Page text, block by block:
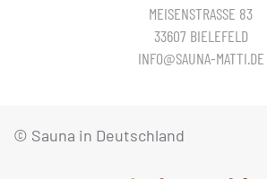
MEISENSTRASSE 83
33607 BIELEFELD
INFO@SAUNA-MATTI.DE
© Sauna in Deutschland